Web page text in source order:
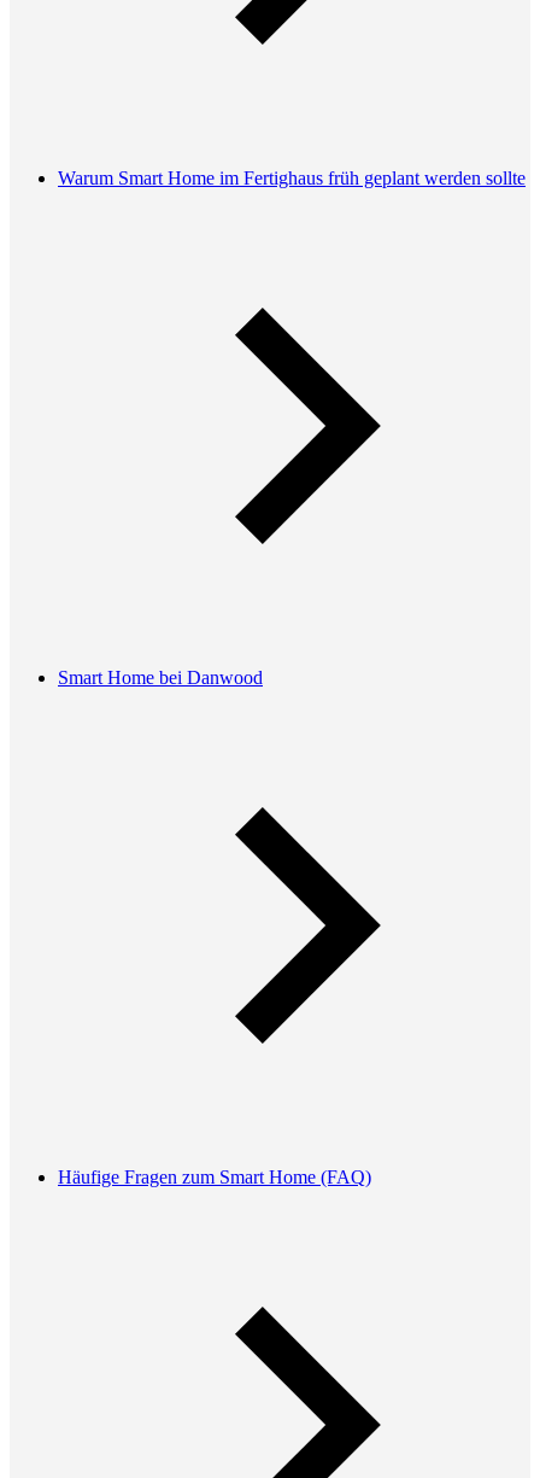
Warum Smart Home im Fertighaus früh geplant werden sollte
Smart Home bei Danwood
Häufige Fragen zum Smart Home (FAQ)